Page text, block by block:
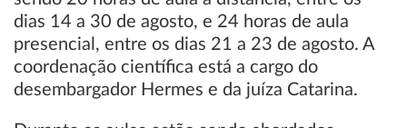
dias 14 a 30 de agosto, e 24 horas de aula
presencial, entre os dias 21 a 23 de agosto. A
coordenação científica está a cargo do
desembargador Hermes e da juíza Catarina.